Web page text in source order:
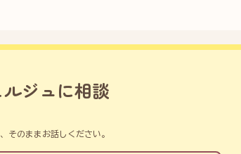
ジュに相談
そのままお話しください。